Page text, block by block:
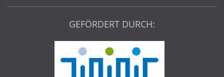
GEFÖRDERT DURCH: